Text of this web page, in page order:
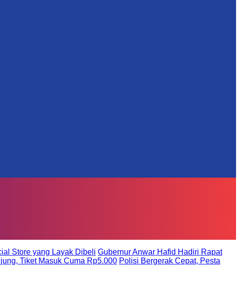
Store yang Layak Dibeli Gubernur Anwar Hafid Hadiri Rapat
Tiket Masuk Cuma Rp5.000 Polisi Bergerak Cepat, Pesta